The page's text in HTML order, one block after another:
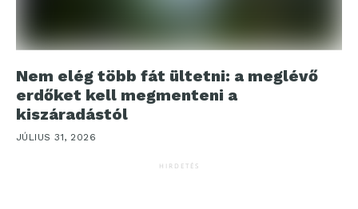
Nem elég több fát ültetni: a meglévő
erdőket kell megmenteni a
kiszáradástól
JÚLIUS 31, 2026
HIRDETÉS